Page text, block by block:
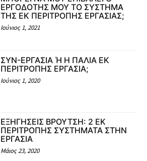
ΕΡΓΟΔΟΤΗΣ ΜΟΥ ΤΟ ΣΥΣΤΗΜΑ
ΤΗΣ ΕΚ ΠΕΡΙΤΡΟΠΗΣ ΕΡΓΑΣΙΑΣ;
Ιούνιος 1, 2021
ΣΥΝ-ΕΡΓΑΣΙΑ Ή Η ΠΑΛΙΑ ΕΚ
ΠΕΡΙΤΡOΠΗΣ ΕΡΓΑΣΙΑ;
Ιούνιος 1, 2020
ΕΞΗΓΗΣΕΙΣ ΒΡΟΥΤΣΗ: 2 ΕΚ
ΠΕΡΙΤΡΟΠΗΣ ΣΥΣΤΗΜΑΤΑ ΣΤΗΝ
ΕΡΓΑΣΙΑ
Μάιος 23, 2020